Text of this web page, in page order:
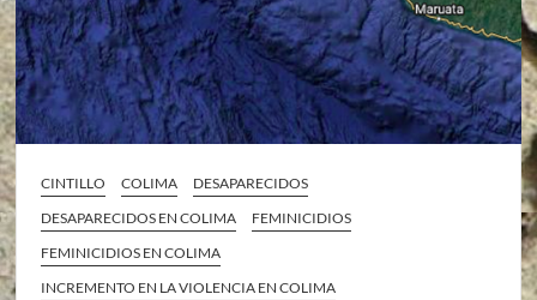
CINTILLO COLIMA
DESAPARECIDOS
DESAPARECIDOS EN COLIMA
FEMINICIDIOS
FEMINICIDIOS EN COLIMA
INCREMENTO EN LA VIOLENCIA EN COLIMA